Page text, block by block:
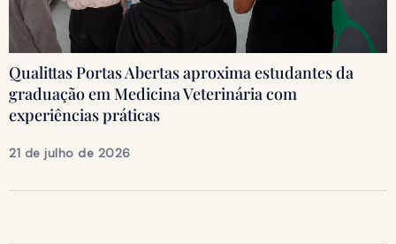
Qualittas Portas Abertas aproxima estudantes da
graduação em Medicina Veterinária com
experiências práticas
21 de julho de 2026